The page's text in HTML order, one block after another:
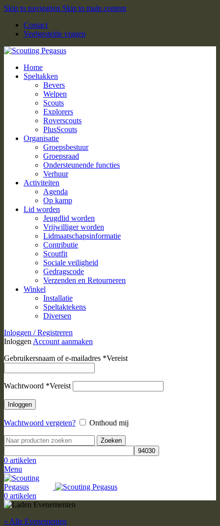
Skip to navigation Skip to main content
Contact
Veelgestelde vragen
Home
Speltakken
Bevers
Welpen
Scouts
Explorers
Roverscouts
PlusScouts
Organisatie
Groepsbestuur
Groepsraad
Ondersteunende functies
Verhuur
Activiteiten
Agenda
Op kamp
Lid worden
Jeugdlid worden
Vrijwilliger worden
Lidmaatschapsinformatie
Contributie
Scoutfit
Sociale veiligheid
Gedragscode
Verzenden en Retourneren
Winkel
Installatie
Speltaktekens
Diversen
Inloggen / Registreren
Inloggen Account aanmaken
Gebruikersnaam of e-mailadres *Vereist
Wachtwoord *Vereist
Inloggen
Wachtwoord vergeten? Onthoud mij
Zoeken
0 artikelen
Menu
0 artikelen
« Alle Evenementen